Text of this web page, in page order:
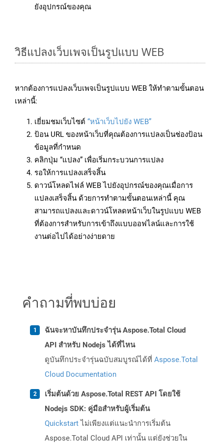
ยังอุปกรณ์ของคุณ
วิธีแปลงเว็บเพจเป็นรูปแบบ WEB
หากต้องการแปลงเว็บเพจเป็นรูปแบบ WEB ให้ทำตามขั้นตอน
เหล่านี้:
เยี่ยมชมเว็บไซต์ “หน้าเว็บไปยัง WEB”
ป้อน URL ของหน้าเว็บที่คุณต้องการแปลงเป็นช่องป้อน
ข้อมูลที่กำหนด
คลิกปุ่ม “แปลง” เพื่อเริ่มกระบวนการแปลง
รอให้การแปลงเสร็จสิ้น
ดาวน์โหลดไฟล์ WEB ไปยังอุปกรณ์ของคุณเมื่อการ
แปลงเสร็จสิ้น ด้วยการทำตามขั้นตอนเหล่านี้ คุณ
สามารถแปลงและดาวน์โหลดหน้าเว็บในรูปแบบ WEB
ที่ต้องการสำหรับการเข้าถึงแบบออฟไลน์และการใช้
งานต่อไปได้อย่างง่ายดาย
คำถามที่พบบ่อย
ฉันจะหาบันทึกประจำรุ่น Aspose.Total Cloud
API สำหรับ Nodejs ได้ที่ไหน
ดูบันทึกประจำรุ่นฉบับสมบูรณ์ได้ที่ Aspose.Total
Cloud Documentation
เริ่มต้นด้วย Aspose.Total REST API โดยใช้
Nodejs SDK: คู่มือสำหรับผู้เริ่มต้น
Quickstartไม่เพียงแต่แนะนำการเริ่มต้น
Aspose.Total Cloud API เท่านั้น แต่ยังช่วยใน